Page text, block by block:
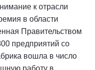
к отрасли
в области
Правительством
предприятий со
вошла в число
работу в